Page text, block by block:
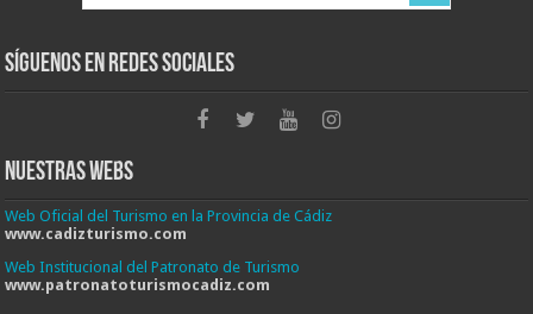
Síguenos en Redes Sociales
Nuestras Webs
Web Oficial del Turismo en la Provincia de Cádiz
www.cadizturismo.com
Web Institucional del Patronato de Turismo
www.patronatoturismocadiz.com